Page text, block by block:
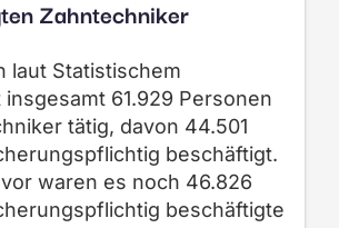
Zahntechniker
laut Statistischem
insgesamt 61.929 Personen
tätig, davon 44.501
beschäftigt.
waren es noch 46.826
beschäftigte